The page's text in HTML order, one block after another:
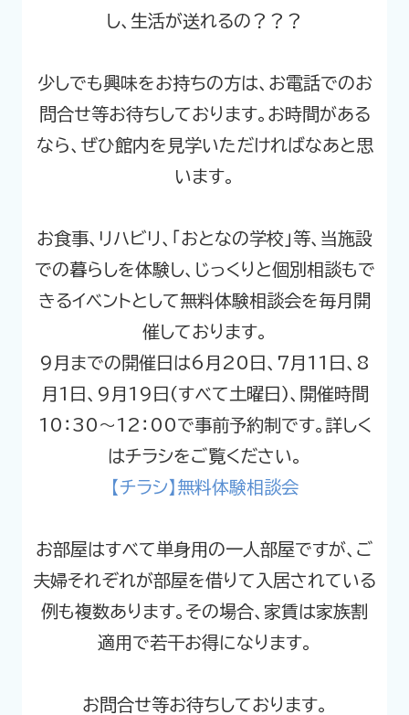
し、生活が送れるの？？？
少しでも興味をお持ちの方は、お電話でのお
問合せ等お待ちしております。お時間がある
なら、ぜひ館内を見学いただければなあと思
います。
お食事、リハビリ、「おとなの学校」等、当施設
での暮らしを体験し、じっくりと個別相談もで
きるイベントとして無料体験相談会を毎月開
催しております。
9月までの開催日は6月20日、7月11日、8
月1日、9月19日(すべて土曜日)、開催時間
10：30～12：00で事前予約制です。詳しく
はチラシをご覧ください。
【チラシ】無料体験相談会
お部屋はすべて単身用の一人部屋ですが、ご
夫婦それぞれが部屋を借りて入居されている
例も複数あります。その場合、家賃は家族割
適用で若干お得になります。
お問合せ等お待ちしております。